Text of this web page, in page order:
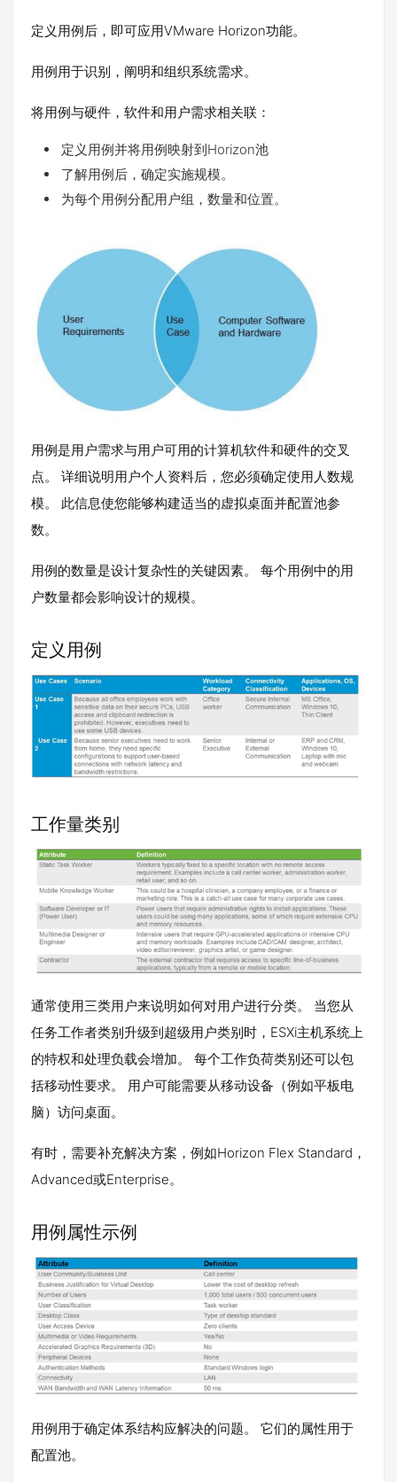
定义用例后，即可应用VMware Horizon功能。
用例用于识别，阐明和组织系统需求。
将用例与硬件，软件和用户需求相关联：
定义用例并将用例映射到Horizon池
了解用例后，确定实施规模。
为每个用例分配用户组，数量和位置。
用例是用户需求与用户可用的计算机软件和硬件的交叉
点。 详细说明用户个人资料后，您必须确定使用人数规
模。 此信息使您能够构建适当的虚拟桌面并配置池参
数。
用例的数量是设计复杂性的关键因素。 每个用例中的用
户数量都会影响设计的规模。
定义用例
工作量类别
通常使用三类用户来说明如何对用户进行分类。 当您从
任务工作者类别升级到超级用户类别时，ESXi主机系统上
的特权和处理负载会增加。 每个工作负荷类别还可以包
括移动性要求。 用户可能需要从移动设备（例如平板电
脑）访问桌面。
有时，需要补充解决方案，例如Horizon Flex Standard，
Advanced或Enterprise。
用例属性示例
用例用于确定体系结构应解决的问题。 它们的属性用于
配置池。